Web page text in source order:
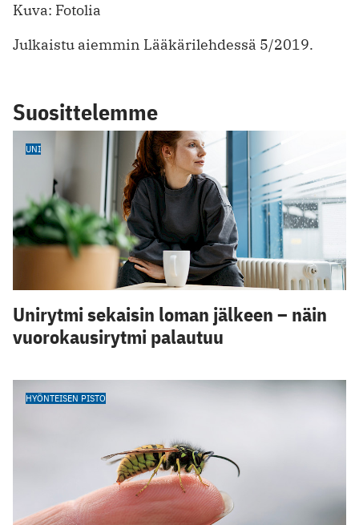
Kuva: Fotolia
Julkaistu aiemmin Lääkärilehdessä 5/2019.
Suosittelemme
UNI
Unirytmi sekaisin loman jälkeen – näin
vuorokausirytmi palautuu
HYÖNTEISEN PISTO